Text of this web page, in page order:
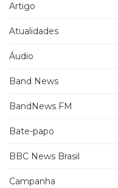
Artigo
Atualidades
Áudio
Band News
BandNews FM
Bate-papo
BBC News Brasil
Campanha